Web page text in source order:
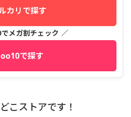
カリで探す
メガ割チェック ／
で探す
こストアです！